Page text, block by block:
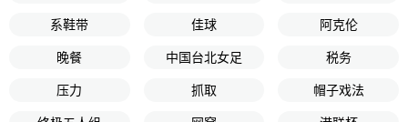
系鞋带 佳球 阿克伦
晚餐 中国台北女足 税务
压力 抓取 帽子戏法